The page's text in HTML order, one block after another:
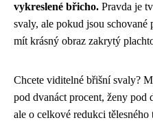
vykreslené břicho. Pravda je
svaly, ale pokud jsou
mít krásný obraz zakrytý
Chcete viditelné břišní svaly?
pod dvanáct procent, ženy pod
ale o celkové redukci